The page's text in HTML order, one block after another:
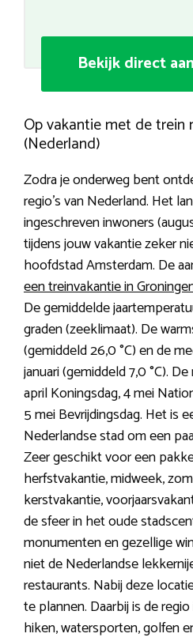
Bekijk direct
Op vakantie met de trein
(Nederland)
Zodra je onderweg bent
regio’s van Nederland. Het
ingeschreven inwoners
tijdens jouw vakantie zeker
hoofdstad Amsterdam. De
een treinvakantie in
De gemiddelde
graden (zeeklimaat). De
(gemiddeld 26,0 °C) en de
januari (gemiddeld 7,0 °C).
april Koningsdag, 4 mei
5 mei Bevrijdingsdag. Het is
Nederlandse stad om een
Zeer geschikt voor een
herfstvakantie, midweek,
kerstvakantie,
de sfeer in het oude
monumenten en gezellige
niet de Nederlandse
restaurants. Nabij deze
te plannen. Daarbij is de
hiken, watersporten, golfen